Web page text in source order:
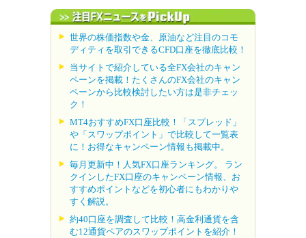
世界の株価指数や金、原油など注目のコモ
ディティを取引できるCFD口座を徹底比較！
当サイトで紹介している全FX会社のキャン
ペーンを掲載！たくさんのFX会社のキャン
ペーンから比較検討したい方は是非チェッ
ク！
MT4おすすめFX口座比較！「スプレッド」
や「スワップポイント」で比較して一覧表
に！お得なキャンペーン情報も掲載中。
毎月更新中！人気FX口座ランキング。 ラン
クインしたFX口座のキャンペーン情報、お
すすめポイントなどを初心者にもわかりや
すく解説。
約40口座を調査して比較！高金利通貨を含
む12通貨ペアのスワップポイントを紹介！